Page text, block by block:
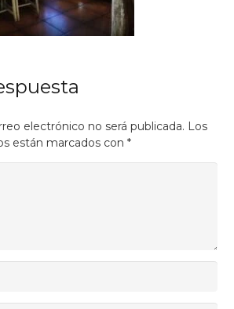
electrónico no será publicada. Los
están marcados con *